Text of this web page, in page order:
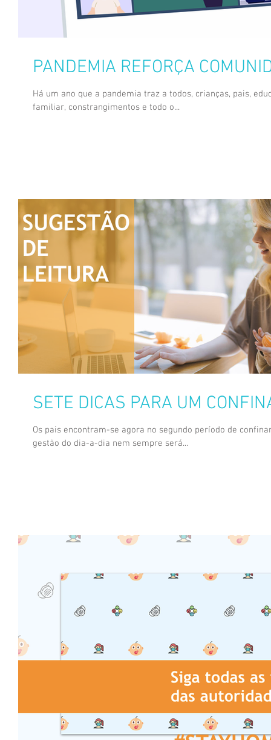
PANDEMIA REFORÇA
Há um ano que a pandemia traz a todos, crianças, pais,
familiar, constrangimentos e todo o...
SETE DICAS PARA UM
Os pais encontram-se agora no segundo período de
gestão do dia-a-dia nem sempre será...